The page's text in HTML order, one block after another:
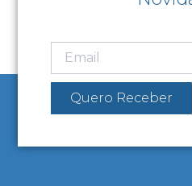
Quero Receber